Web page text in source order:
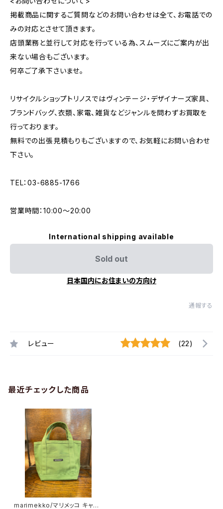
掲載商品に関するご質問などのお問い合わせは全て、お電話での
みの対応とさせて頂きます。
店頭業務と並行して対応を行っている為、スムーズにご案内が出
来ない場合もございます。
何卒ご了承下さいませ。
リサイクルショップトリノスではヴィンテージ・デザイナーズ家具、
ブランドバッグ、衣類、家電、雑貨などジャンルを問わずお買取を
行っております。
無料での出張見積もりもございますので、お気軽にお問い合わせ
下さい。
TEL：03-6885-1766
営業時間：10:00〜20:00
International shipping available
Sold out
日本国内にお住まいの方向け
通報する
レビュー (22)
最近チェックした商品
marimekko/マリメッコ キャン